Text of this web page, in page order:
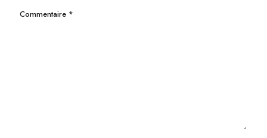
Commentaire *